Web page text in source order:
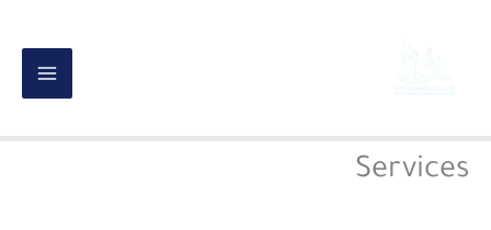
Services